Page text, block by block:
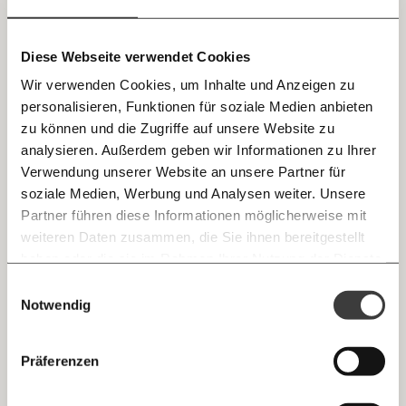
Diese Webseite verwendet Cookies
Wir verwenden Cookies, um Inhalte und Anzeigen zu
personalisieren, Funktionen für soziale Medien anbieten
zu können und die Zugriffe auf unsere Website zu
analysieren. Außerdem geben wir Informationen zu Ihrer
Verwendung unserer Website an unsere Partner für
soziale Medien, Werbung und Analysen weiter. Unsere
Partner führen diese Informationen möglicherweise mit
weiteren Daten zusammen, die Sie ihnen bereitgestellt
Notwendig
Präferenzen
Immer auf dem Laufenden
bleiben mit unseren gratis
E-Mail-Newslettern!
Die guten Nachrichten der
Welt nicht aus den Augen verlieren - immer
Ich werde Fördermitglied* …
teilen.
E-Mail
Whatsapp
Warum sind Toiletten für Mädchen wichtiger?
Ohne Toilette ist die Aufenthaltsdauer von Mädchen
limitiert. Die Burschen suchen sich Alternativen, die
Mädchen verlassen vorzeitig den Park. Auch wenn
Blasenentzündung, die tendenziell auch häufiger bei